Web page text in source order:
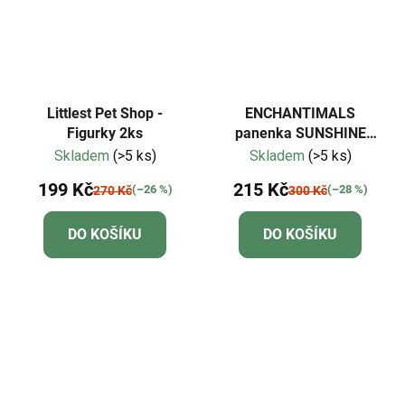
Littlest Pet Shop -
Figurky 2ks
Skladem (>5 ks)
199 Kč270 Kč(–26 %)
DO KOŠÍKU
ENCHANTIMALS
panenka SUNSHINE
BEACH rodina Lemurů
Skladem (>5 ks)
215 Kč300 Kč(–28 %)
DO KOŠÍKU